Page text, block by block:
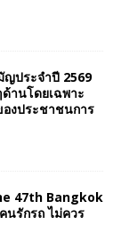
ประจำปี 2569
านโดยเฉพาะ
งประชาชนการ
47th Bangkok
รักรถ ไม่ควร